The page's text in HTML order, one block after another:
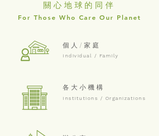
關心地球的同伴
For Those Who Care Our Planet
個人/家庭
Individual / Family
各大小機構
Institutions / Organizations